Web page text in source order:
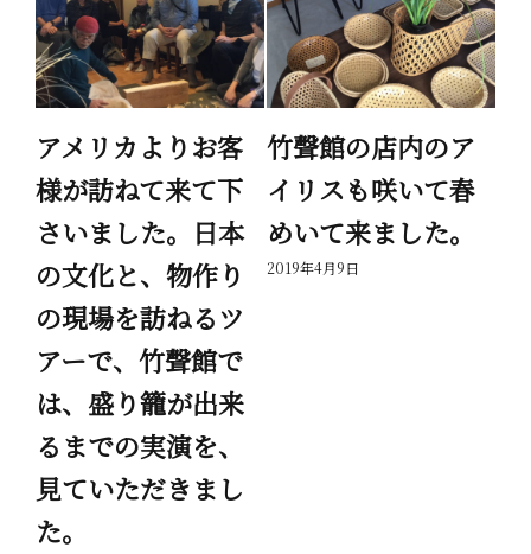
アメリカよりお客
様が訪ねて来て下
さいました。日本
の文化と、物作り
の現場を訪ねるツ
アーで、竹聲館で
は、盛り籠が出来
るまでの実演を、
見ていただきまし
た。
竹聲館の店内のア
イリスも咲いて春
めいて来ました。
2019年4月9日